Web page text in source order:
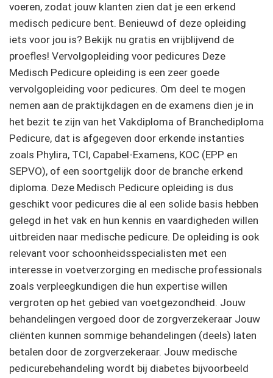
voeren, zodat jouw klanten zien dat je een erkend
medisch pedicure bent. Benieuwd of deze opleiding
iets voor jou is? Bekijk nu gratis en vrijblijvend de
proefles! Vervolgopleiding voor pedicures Deze
Medisch Pedicure opleiding is een zeer goede
vervolgopleiding voor pedicures. Om deel te mogen
nemen aan de praktijkdagen en de examens dien je in
het bezit te zijn van het Vakdiploma of Branchediploma
Pedicure, dat is afgegeven door erkende instanties
zoals Phylira, TCI, Capabel-Examens, KOC (EPP en
SEPVO), of een soortgelijk door de branche erkend
diploma. Deze Medisch Pedicure opleiding is dus
geschikt voor pedicures die al een solide basis hebben
gelegd in het vak en hun kennis en vaardigheden willen
uitbreiden naar medische pedicure. De opleiding is ook
relevant voor schoonheidsspecialisten met een
interesse in voetverzorging en medische professionals
zoals verpleegkundigen die hun expertise willen
vergroten op het gebied van voetgezondheid. Jouw
behandelingen vergoed door de zorgverzekeraar Jouw
cliënten kunnen sommige behandelingen (deels) laten
betalen door de zorgverzekeraar. Jouw medische
pedicurebehandeling wordt bij diabetes bijvoorbeeld